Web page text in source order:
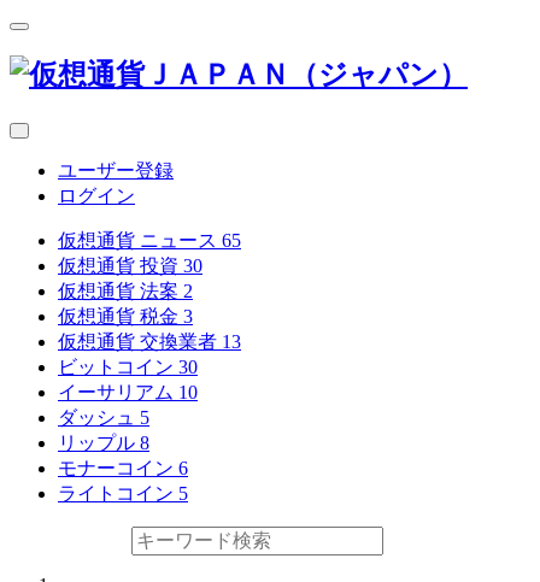
ユーザー登録
ログイン
仮想通貨 ニュース 65
仮想通貨 投資 30
仮想通貨 法案 2
仮想通貨 税金 3
仮想通貨 交換業者 13
ビットコイン 30
イーサリアム 10
ダッシュ 5
リップル 8
モナーコイン 6
ライトコイン 5